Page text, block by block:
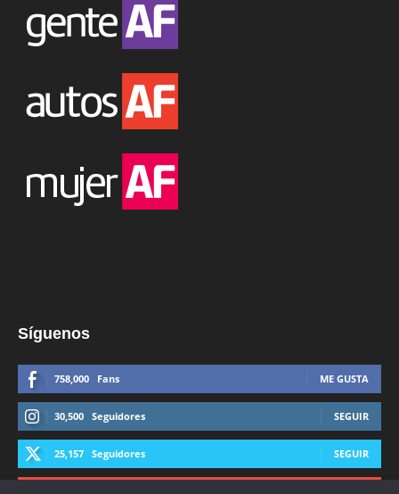
Síguenos
758,000 Fans ME GUSTA
30,500 Seguidores SEGUIR
25,157 Seguidores SEGUIR